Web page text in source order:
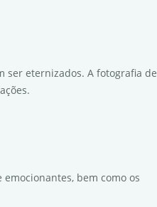
ser eternizados. A fotografia de
bem como os